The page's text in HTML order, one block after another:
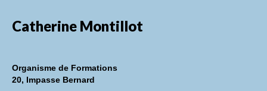
Catherine Montillot
Organisme de Formations
20, Impasse Bernard